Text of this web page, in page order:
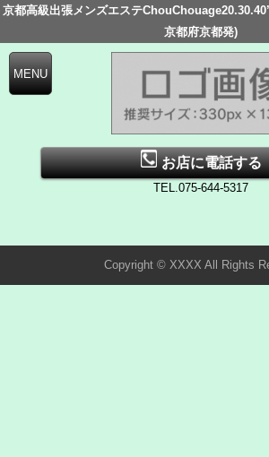
京都高級出張メンズエステ
京都府京都発)
お店に電話する
TEL.075-644-5317
Copyright © XXXX All Rights